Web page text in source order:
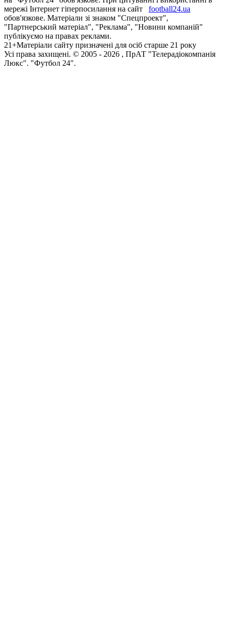
мережі Інтернет гіперпосилання на сайт
football24.ua
обов'язкове. Матеріали зі знаком "Спецпроект",
"Партнерський матеріал", "Реклама", "Новини компаній"
публікуємо на правах реклами.
21+Матеріали сайту призначені для осіб старше 21 року
Усi права захищенi. © 2005 - 2026 , ПрАТ "Телерадіокомпанія
Люкс". "Футбол 24".